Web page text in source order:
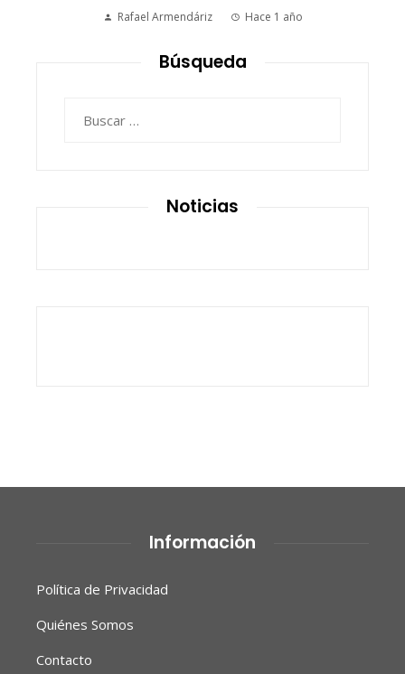
Rafael Armendáriz Hace 1 año
Búsqueda
Noticias
Información
Política de Privacidad
Quiénes Somos
Contacto